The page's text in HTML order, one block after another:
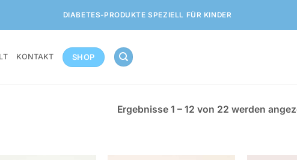
DIABETES-PRODUKTE SPEZIELL FÜR KINDER
KONTAKT SHOP
Ergebnisse 1 – 12 von 22 werden